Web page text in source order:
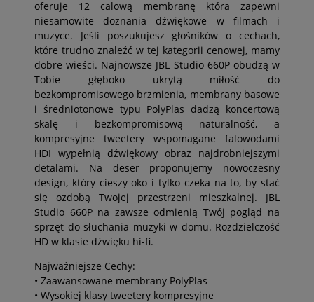
oferuje 12 calową membranę która zapewni
niesamowite doznania dźwiękowe w filmach i
muzyce. Jeśli poszukujesz głośników o cechach,
które trudno znaleźć w tej kategorii cenowej, mamy
dobre wieści. Najnowsze JBL Studio 660P obudzą w
Tobie głęboko ukrytą miłość do
bezkompromisowego brzmienia, membrany basowe
i średniotonowe typu PolyPlas dadzą koncertową
skalę i bezkompromisową naturalność, a
kompresyjne tweetery wspomagane falowodami
HDI wypełnią dźwiękowy obraz najdrobniejszymi
detalami. Na deser proponujemy nowoczesny
design, który cieszy oko i tylko czeka na to, by stać
się ozdobą Twojej przestrzeni mieszkalnej. JBL
Studio 660P na zawsze odmienią Twój pogląd na
sprzęt do słuchania muzyki w domu. Rozdzielczość
HD w klasie dźwięku hi-fi.
Najważniejsze Cechy:
• Zaawansowane membrany PolyPlas
• Wysokiej klasy tweetery kompresyjne